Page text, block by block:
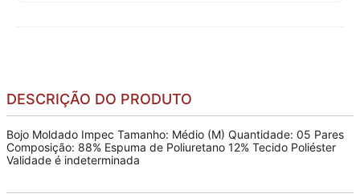
DESCRIÇÃO DO PRODUTO
Bojo Moldado Impec Tamanho: Médio (M) Quantidade: 05 Pares
Composição: 88% Espuma de Poliuretano 12% Tecido Poliéster
Validade é indeterminada